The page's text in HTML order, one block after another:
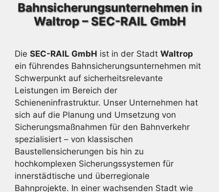
Bahnsicherungsunternehmen in
Waltrop – SEC-RAIL GmbH
Die SEC-RAIL GmbH ist in der Stadt Waltrop
ein führendes Bahnsicherungsunternehmen mit
Schwerpunkt auf sicherheitsrelevante
Leistungen im Bereich der
Schieneninfrastruktur. Unser Unternehmen hat
sich auf die Planung und Umsetzung von
Sicherungsmaßnahmen für den Bahnverkehr
spezialisiert – von klassischen
Baustellensicherungen bis hin zu
hochkomplexen Sicherungssystemen für
innerstädtische und überregionale
Bahnprojekte. In einer wachsenden Stadt wie